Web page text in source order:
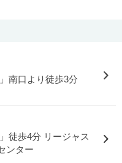
南口より徒歩3分
徒歩4分 リージャス
ンター